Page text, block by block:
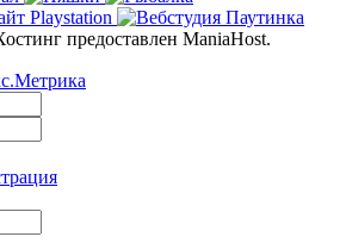
предоставлен ManiaHost.